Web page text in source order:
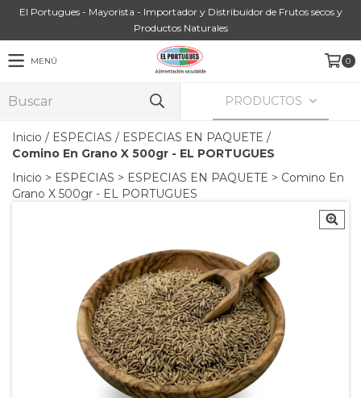
El Portugues - Mayorista - Importador y Distribuidor de Frutos secos y
Productos Naturales
MENÚ 0
PRODUCTOS
Inicio / ESPECIAS / ESPECIAS EN PAQUETE /
Comino En Grano X 500gr - EL PORTUGUES
Inicio > ESPECIAS > ESPECIAS EN PAQUETE > Comino En
Grano X 500gr - EL PORTUGUES